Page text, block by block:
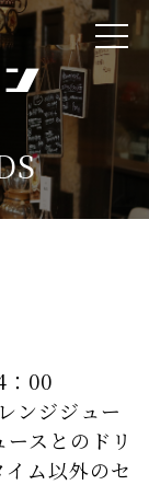
00
ンジジュー
スとのドリ
ム以外のセ